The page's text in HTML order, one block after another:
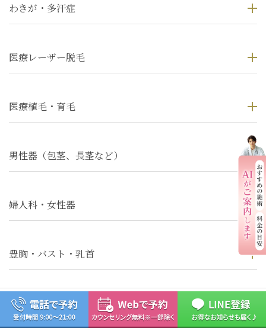
わきが・多汗症
医療レーザー脱毛
医療植毛・育毛
男性器（包茎、長茎など）
婦人科・女性器
豊胸・バスト・乳首
料金一覧 症例写真 ドクター紹介